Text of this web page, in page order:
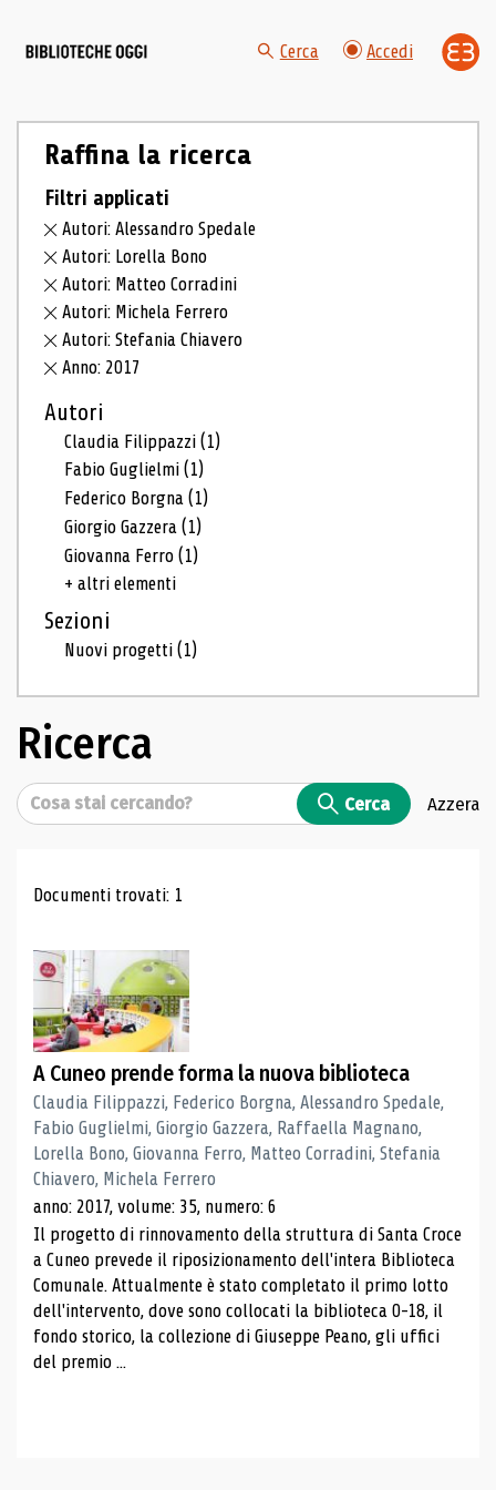
Cerca Accedi
Raffina la ricerca
Filtri applicati
Autori: Alessandro Spedale
Autori: Lorella Bono
Autori: Matteo Corradini
Autori: Michela Ferrero
Autori: Stefania Chiavero
Anno: 2017
Autori
Claudia Filippazzi(1)
Fabio Guglielmi(1)
Federico Borgna(1)
Giorgio Gazzera(1)
Giovanna Ferro(1)
+ altri elementi
Sezioni
Nuovi progetti(1)
Ricerca
Cerca Cerca Azzera
Risultati di ricerca
Documenti trovati: 1
A Cuneo prende forma la nuova biblioteca
Claudia Filippazzi, Federico Borgna, Alessandro Spedale,
Fabio Guglielmi, Giorgio Gazzera, Raffaella Magnano,
Lorella Bono, Giovanna Ferro, Matteo Corradini, Stefania
Chiavero, Michela Ferrero
anno: 2017, volume: 35, numero: 6
Il progetto di rinnovamento della struttura di Santa Croce
a Cuneo prevede il riposizionamento dell'intera Biblioteca
Comunale. Attualmente è stato completato il primo lotto
dell'intervento, dove sono collocati la biblioteca 0-18, il
fondo storico, la collezione di Giuseppe Peano, gli uffici
del premio ...